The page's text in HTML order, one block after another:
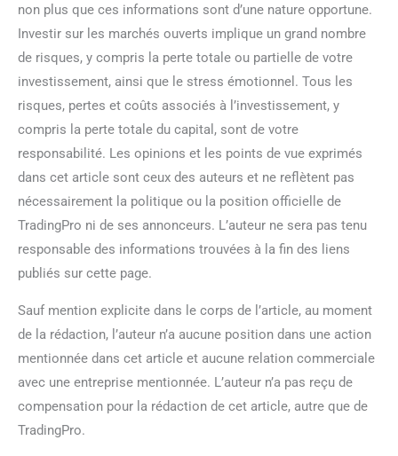
non plus que ces informations sont d’une nature opportune.
Investir sur les marchés ouverts implique un grand nombre
de risques, y compris la perte totale ou partielle de votre
investissement, ainsi que le stress émotionnel. Tous les
risques, pertes et coûts associés à l’investissement, y
compris la perte totale du capital, sont de votre
responsabilité. Les opinions et les points de vue exprimés
dans cet article sont ceux des auteurs et ne reflètent pas
nécessairement la politique ou la position officielle de
TradingPro ni de ses annonceurs. L’auteur ne sera pas tenu
responsable des informations trouvées à la fin des liens
publiés sur cette page.
Sauf mention explicite dans le corps de l’article, au moment
de la rédaction, l’auteur n’a aucune position dans une action
mentionnée dans cet article et aucune relation commerciale
avec une entreprise mentionnée. L’auteur n’a pas reçu de
compensation pour la rédaction de cet article, autre que de
TradingPro.